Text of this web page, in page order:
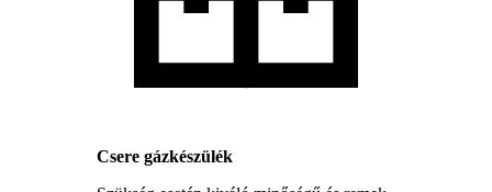
Csere gázkészülék